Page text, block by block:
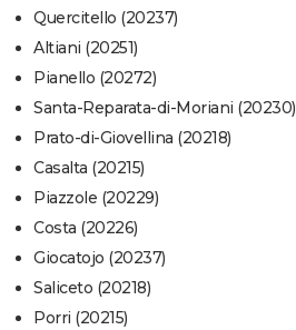
Quercitello (20237)
Altiani (20251)
Pianello (20272)
Santa-Reparata-di-Moriani (20230)
Prato-di-Giovellina (20218)
Casalta (20215)
Piazzole (20229)
Costa (20226)
Giocatojo (20237)
Saliceto (20218)
Porri (20215)